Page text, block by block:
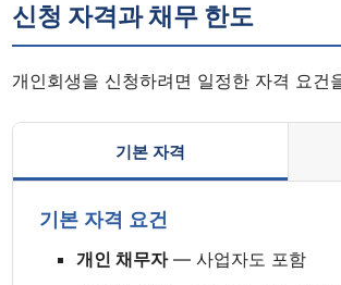
신청 자격과 채무 한도
개인회생을 신청하려면 일정한 자격 요건
기본 자격
기본 자격 요건
개인 채무자— 사업자도 포함